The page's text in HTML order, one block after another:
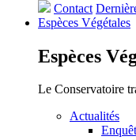
Contact
Espèces Végétales
Espèces
Le Conservatoire
Actualités